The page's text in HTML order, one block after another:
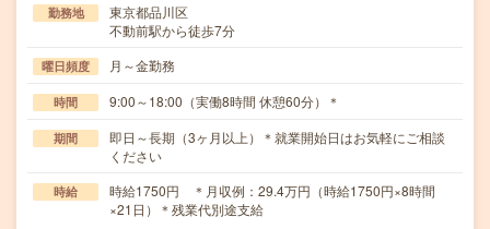
勤務地
東京都品川区
不動前駅から徒歩7分
曜日頻度 月～金勤務
時間 9:00～18:00（実働8時間 休憩60分）＊
期間
即日～長期（3ヶ月以上）＊就業開始日はお気軽にご相談
ください
時給
時給1750円 ＊月収例：29.4万円（時給1750円×8時間
×21日）＊残業代別途支給